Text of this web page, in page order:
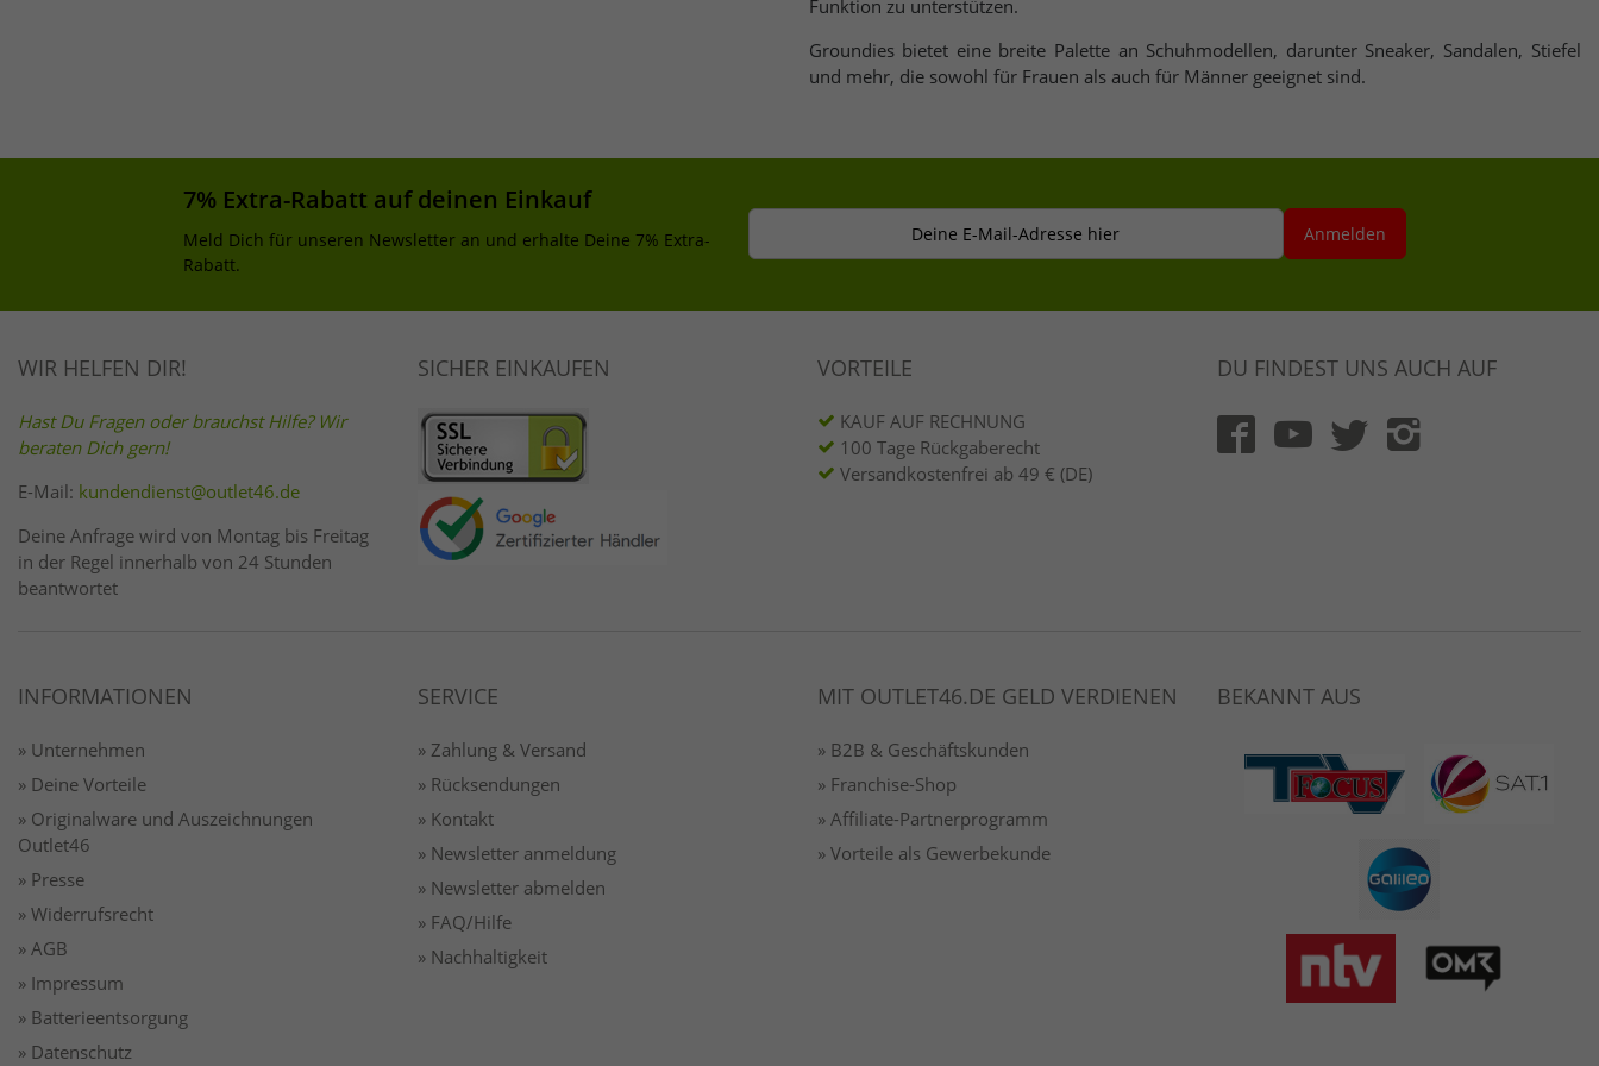
Funktion zu unterstützen.
Groundies bietet eine breite Palette an Schuhmodellen, darunter Sneaker, Sandalen, Stiefel
und mehr, die sowohl für Frauen als auch für Männer geeignet sind.
7% Extra-Rabatt auf deinen Einkauf
Meld Dich für unseren Newsletter an und erhalte Deine 7% Extra-
Rabatt.
Deine E-Mail-Adresse hier Anmelden
WIR HELFEN DIR!
Hast Du Fragen oder brauchst Hilfe? Wir
beraten Dich gern!
E-Mail: kundendienst@outlet46.de
Deine Anfrage wird von Montag bis Freitag
in der Regel innerhalb von 24 Stunden
beantwortet
SICHER EINKAUFEN VORTEILE
KAUF AUF RECHNUNG
100 Tage Rückgaberecht
Versandkostenfrei ab 49 € (DE)
DU FINDEST UNS AUCH AUF
INFORMATIONEN
» Unternehmen
» Deine Vorteile
» Originalware und Auszeichnungen
Outlet46
» Presse
» Widerrufsrecht
» AGB
» Impressum
» Batterieentsorgung
» Datenschutz
SERVICE
» Zahlung & Versand
» Rücksendungen
» Kontakt
» Newsletter anmeldung
» Newsletter abmelden
» FAQ/Hilfe
» Nachhaltigkeit
MIT OUTLET46.DE GELD VERDIENEN
» B2B & Geschäftskunden
» Franchise-Shop
» Affiliate-Partnerprogramm
» Vorteile als Gewerbekunde
BEKANNT AUS